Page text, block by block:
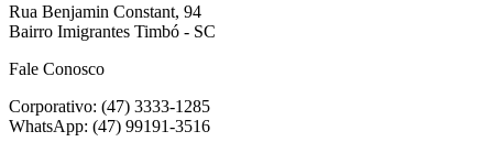
Rua Benjamin Constant, 94
Bairro Imigrantes Timbó - SC
Fale Conosco
Corporativo: (47) 3333-1285
WhatsApp: (47) 99191-3516